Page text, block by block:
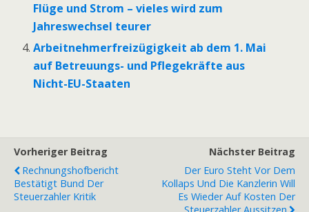
Flüge und Strom – vieles wird zum
Jahreswechsel teurer
Arbeitnehmerfreizügigkeit ab dem 1. Mai
auf Betreuungs- und Pflegekräfte aus
Nicht-EU-Staaten
Vorheriger Beitrag
Rechnungshofbericht
Bestätigt Bund Der
Steuerzahler Kritik
Nächster Beitrag
Der Euro Steht Vor Dem
Kollaps Und Die Kanzlerin Will
Es Wieder Auf Kosten Der
Steuerzahler Aussitzen